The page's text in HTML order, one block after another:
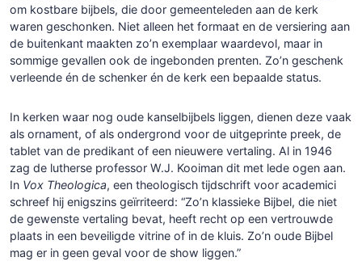
om kostbare bijbels, die door gemeenteleden aan de kerk
waren geschonken. Niet alleen het formaat en de versiering aan
de buitenkant maakten zo’n exemplaar waardevol, maar in
sommige gevallen ook de ingebonden prenten. Zo’n geschenk
verleende én de schenker én de kerk een bepaalde status.
In kerken waar nog oude kanselbijbels liggen, dienen deze vaak
als ornament, of als ondergrond voor de uitgeprinte preek, de
tablet van de predikant of een nieuwere vertaling. Al in 1946
zag de lutherse professor W.J. Kooiman dit met lede ogen aan.
In Vox Theologica, een theologisch tijdschrift voor academici
schreef hij enigszins geïrriteerd: “Zo’n klassieke Bijbel, die niet
de gewenste vertaling bevat, heeft recht op een vertrouwde
plaats in een beveiligde vitrine of in de kluis. Zo’n oude Bijbel
mag er in geen geval voor de show liggen.”